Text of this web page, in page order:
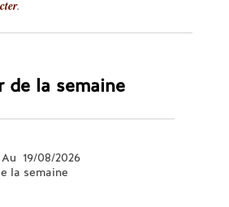
.
de la semaine
19/08/2026
la semaine